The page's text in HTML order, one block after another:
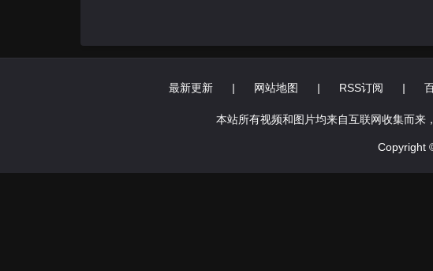
最新更新 | 网站地图 | RSS订阅 |
本站所有视频和图片均来自互联网收集而来
Copyright